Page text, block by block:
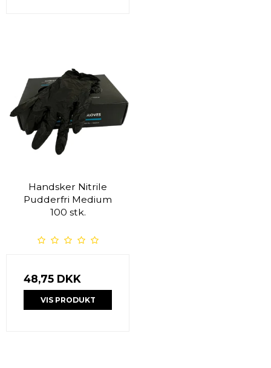
Handsker Nitrile
Pudderfri Medium
100 stk.
48,75 DKK
VIS PRODUKT